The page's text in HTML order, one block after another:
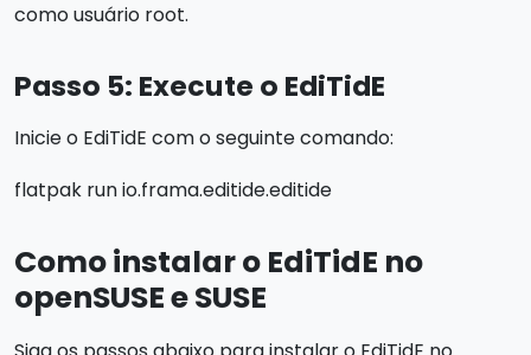
como usuário root.
Passo 5: Execute o EdiTidE
Inicie o EdiTidE com o seguinte comando:
flatpak run io.frama.editide.editide
Como instalar o EdiTidE no
openSUSE e SUSE